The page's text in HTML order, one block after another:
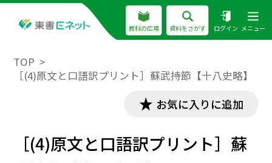
教科の広場 資料をさがす ログイン メニュー
TOP
［(4)原文と口語訳プリント］蘇武持節【十八史略】
お気に入りに追加
［(4)原文と口語訳プリント］蘇